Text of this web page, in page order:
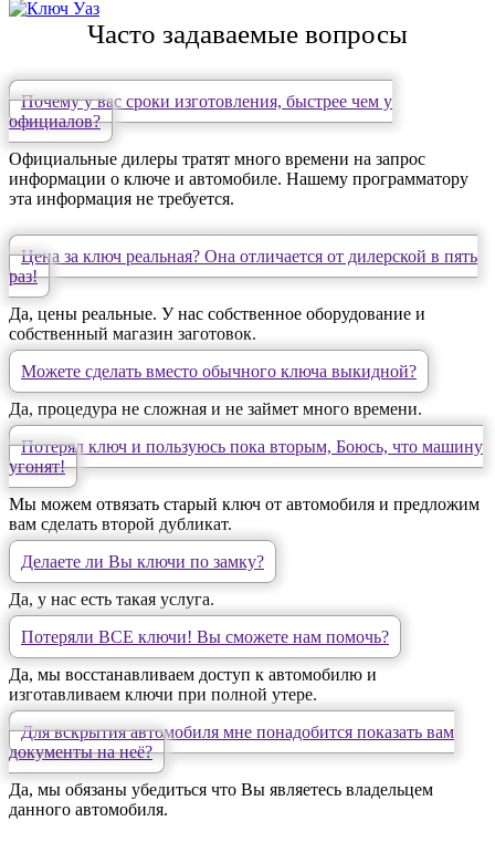
Часто задаваемые вопросы
Почему у вас сроки изготовления, быстрее чем у
официалов?
Официальные дилеры тратят много времени на запрос
информации о ключе и автомобиле. Нашему программатору
эта информация не требуется.
Цена за ключ реальная? Она отличается от дилерской в пять
раз!
Да, цены реальные. У нас собственное оборудование и
собственный магазин заготовок.
Можете сделать вместо обычного ключа выкидной?
Да, процедура не сложная и не займет много времени.
Потерял ключ и пользуюсь пока вторым, Боюсь, что машину
угонят!
Мы можем отвязать старый ключ от автомобиля и предложим
вам сделать второй дубликат.
Делаете ли Вы ключи по замку?
Да, у нас есть такая услуга.
Потеряли ВСЕ ключи! Вы сможете нам помочь?
Да, мы восстанавливаем доступ к автомобилю и
изготавливаем ключи при полной утере.
Для вскрытия автомобиля мне понадобится показать вам
документы на неё?
Да, мы обязаны убедиться что Вы являетесь владельцем
данного автомобиля.